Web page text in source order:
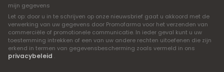
mijn gegevens
Let op: door u in te schrijven op onze nieuwsbrief gaat u akkoord met de
verwerking van uw gegevens door Promofarma voor het verzenden van
commerciële of promotionele communicatie. In ieder geval kunt u uw
toestemming intrekken of een van uw andere rechten uitoefenen die zijn
erkend in termen van gegevensbescherming zoals vermeld in ons
privacybeleid .